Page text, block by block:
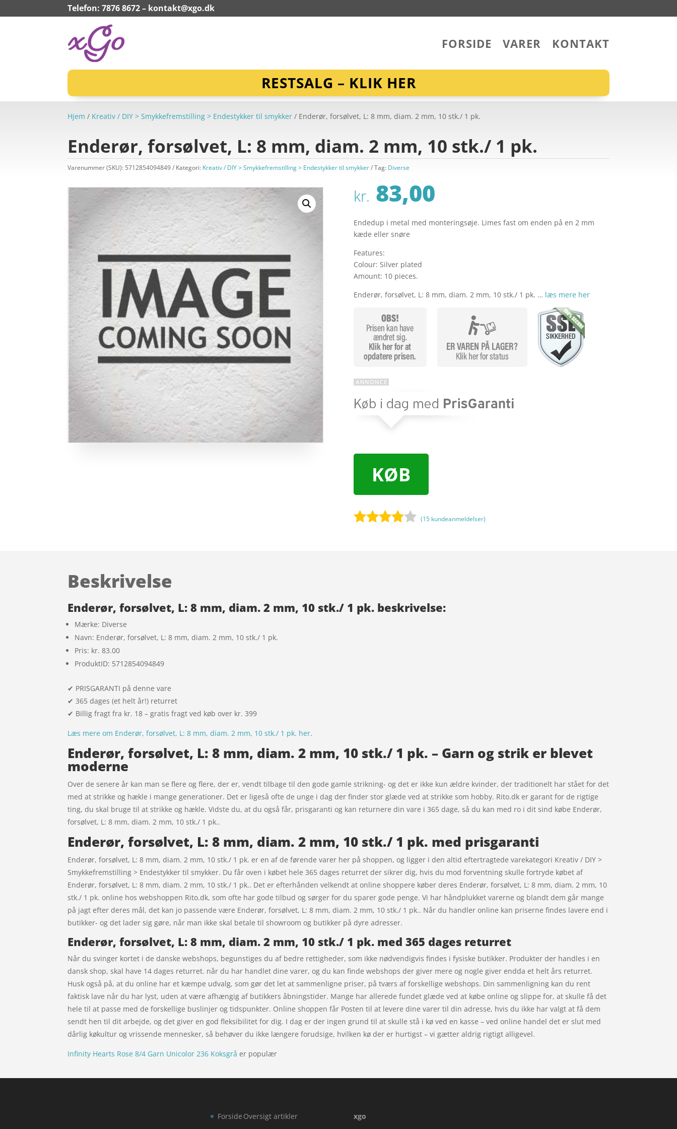
Telefon: 7876 8672 – kontakt@xgo.dk
FORSIDE VARER KONTAKT
RESTSALG – KLIK HER
Hjem / Kreativ / DIY > Smykkefremstilling > Endestykker til smykker / Enderør, forsølvet, L: 8 mm, diam. 2 mm, 10 stk./ 1 pk.
Enderør, forsølvet, L: 8 mm, diam. 2 mm, 10 stk./ 1 pk.
Varenummer (SKU): 5712854094849 Kategori: Kreativ / DIY > Smykkefremstilling > Endestykker til smykker Tag: Diverse
kr. 83,00
Endedup i metal med monteringsøje. Limes fast om enden på en 2 mm
kæde eller snøre
Features:
Colour: Silver plated
Amount: 10 pieces.
Enderør, forsølvet, L: 8 mm, diam. 2 mm, 10 stk./ 1 pk. … læs mere her
KØB
ømmels
er
(15 kundeanmeldelser)
Beskrivelse
Enderør, forsølvet, L: 8 mm, diam. 2 mm, 10 stk./ 1 pk. beskrivelse:
Mærke: Diverse
Navn: Enderør, forsølvet, L: 8 mm, diam. 2 mm, 10 stk./ 1 pk.
Pris: kr. 83.00
ProduktID: 5712854094849
✔ PRISGARANTI på denne vare
✔ 365 dages (et helt år!) returret
✔ Billig fragt fra kr. 18 – gratis fragt ved køb over kr. 399
Læs mere om Enderør, forsølvet, L: 8 mm, diam. 2 mm, 10 stk./ 1 pk. her.
Enderør, forsølvet, L: 8 mm, diam. 2 mm, 10 stk./ 1 pk. – Garn og strik er blevet
moderne
Over de senere år kan man se flere og flere, der er, vendt tilbage til den gode gamle strikning- og det er ikke kun ældre kvinder, der traditionelt har stået for det
med at strikke og hækle i mange generationer. Det er ligeså ofte de unge i dag der finder stor glæde ved at strikke som hobby. Rito.dk er garant for de rigtige
ting, du skal bruge til at strikke og hækle. Vidste du, at du også får, prisgaranti og kan returnere din vare i 365 dage, så du kan med ro i dit sind købe Enderør,
forsølvet, L: 8 mm, diam. 2 mm, 10 stk./ 1 pk..
Enderør, forsølvet, L: 8 mm, diam. 2 mm, 10 stk./ 1 pk. med prisgaranti
Enderør, forsølvet, L: 8 mm, diam. 2 mm, 10 stk./ 1 pk. er en af de førende varer her på shoppen, og ligger i den altid eftertragtede varekategori Kreativ / DIY >
Smykkefremstilling > Endestykker til smykker. Du får oven i købet hele 365 dages returret der sikrer dig, hvis du mod forventning skulle fortryde købet af
Enderør, forsølvet, L: 8 mm, diam. 2 mm, 10 stk./ 1 pk.. Det er efterhånden velkendt at online shoppere køber deres Enderør, forsølvet, L: 8 mm, diam. 2 mm, 10
stk./ 1 pk. online hos webshoppen Rito.dk, som ofte har gode tilbud og sørger for du sparer gode penge. Vi har håndplukket varerne og blandt dem går mange
på jagt efter deres mål, det kan jo passende være Enderør, forsølvet, L: 8 mm, diam. 2 mm, 10 stk./ 1 pk.. Når du handler online kan priserne findes lavere end i
butikker- og det lader sig gøre, når man ikke skal betale til showroom og butikker på dyre adresser.
Enderør, forsølvet, L: 8 mm, diam. 2 mm, 10 stk./ 1 pk. med 365 dages returret
Når du svinger kortet i de danske webshops, begunstiges du af bedre rettigheder, som ikke nødvendigvis findes i fysiske butikker. Produkter der handles i en
dansk shop, skal have 14 dages returret. når du har handlet dine varer, og du kan finde webshops der giver mere og nogle giver endda et helt års returret.
Husk også på, at du online har et kæmpe udvalg, som gør det let at sammenligne priser, på tværs af forskellige webshops. Din sammenligning kan du rent
faktisk lave når du har lyst, uden at være afhængig af butikkers åbningstider. Mange har allerede fundet glæde ved at købe online og slippe for, at skulle få det
hele til at passe med de forskellige buslinjer og tidspunkter. Online shoppen får Posten til at levere dine varer til din adresse, hvis du ikke har valgt at få dem
sendt hen til dit arbejde, og det giver en god fleksibilitet for dig. I dag er der ingen grund til at skulle stå i kø ved en kasse – ved online handel det er slut med
dårlig køkultur og vrissende mennesker, så behøver du ikke længere forudsige, hvilken kø der er hurtigst – vi gætter aldrig rigtigt alligevel.
Infinity Hearts Rose 8/4 Garn Unicolor 236 Koksgrå er populær
Forside Oversigt artikler xgo